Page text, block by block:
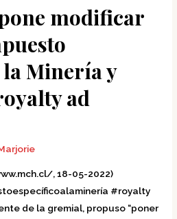
modificar
Minería y
ad
, 18-05-2022)
#royalty
de la gremial, propuso “poner